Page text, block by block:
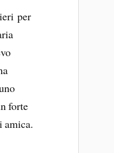
per
forte
amica.